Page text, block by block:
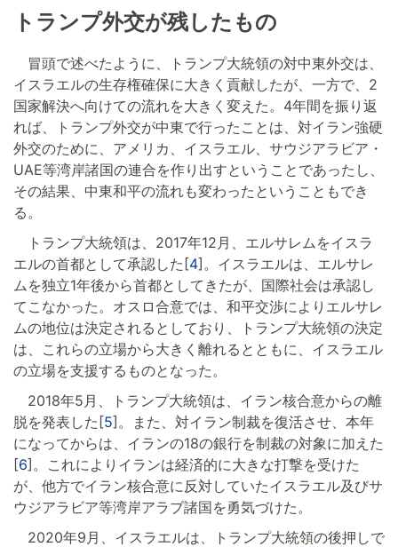
トランプ外交が残したもの
冒頭で述べたように、トランプ大統領の対中東外交は、
イスラエルの生存権確保に大きく貢献したが、一方で、2
国家解決へ向けての流れを大きく変えた。4年間を振り返
れば、トランプ外交が中東で行ったことは、対イラン強硬
外交のために、アメリカ、イスラエル、サウジアラビア・
UAE等湾岸諸国の連合を作り出すということであったし、
その結果、中東和平の流れも変わったということもでき
る。
トランプ大統領は、2017年12月、エルサレムをイスラ
エルの首都として承認した[4]。イスラエルは、エルサレ
ムを独立1年後から首都としてきたが、国際社会は承認し
てこなかった。オスロ合意では、和平交渉によりエルサレ
ムの地位は決定されるとしており、トランプ大統領の決定
は、これらの立場から大きく離れるとともに、イスラエル
の立場を支援するものとなった。
2018年5月、トランプ大統領は、イラン核合意からの離
脱を発表した[5]。また、対イラン制裁を復活させ、本年
になってからは、イランの18の銀行を制裁の対象に加えた
[6]。これによりイランは経済的に大きな打撃を受けた
が、他方でイラン核合意に反対していたイスラエル及びサ
ウジアラビア等湾岸アラブ諸国を勇気づけた。
2020年9月、イスラエルは、トランプ大統領の後押しで